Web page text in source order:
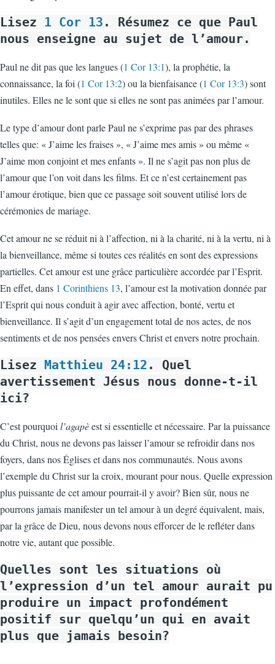
Lisez 1 Cor 13 . Résumez ce que Paul
nous enseigne au sujet de l’amour.
Paul ne dit pas que les langues (1 Cor 13:1), la prophétie, la
connaissance, la foi (1 Cor 13:2) ou la bienfaisance (1 Cor 13:3) sont
inutiles. Elles ne le sont que si elles ne sont pas animées par l’amour.
Le type d’amour dont parle Paul ne s’exprime pas par des phrases
telles que: « J’aime les fraises », « J’aime mes amis » ou même «
J’aime mon conjoint et mes enfants ». Il ne s’agit pas non plus de
l’amour que l’on voit dans les films. Et ce n’est certainement pas
l’amour érotique, bien que ce passage soit souvent utilisé lors de
cérémonies de mariage.
Cet amour ne se réduit ni à l’affection, ni à la charité, ni à la vertu, ni à
la bienveillance, même si toutes ces réalités en sont des expressions
partielles. Cet amour est une grâce particulière accordée par l’Esprit.
En effet, dans 1 Corinthiens 13, l’amour est la motivation donnée par
l’Esprit qui nous conduit à agir avec affection, bonté, vertu et
bienveillance. Il s’agit d’un engagement total de nos actes, de nos
sentiments et de nos pensées envers Christ et envers notre prochain.
Lisez Matthieu 24:12 . Quel
avertissement Jésus nous donne-t-il
ici?
C’est pourquoi l’agapèest si essentielle et nécessaire. Par la puissance
du Christ, nous ne devons pas laisser l’amour se refroidir dans nos
foyers, dans nos Églises et dans nos communautés. Nous avons
l’exemple du Christ sur la croix, mourant pour nous. Quelle expression
plus puissante de cet amour pourrait-il y avoir? Bien sûr, nous ne
pourrons jamais manifester un tel amour à un degré équivalent, mais,
par la grâce de Dieu, nous devons nous efforcer de le refléter dans
notre vie, autant que possible.
Quelles sont les situations où
l’expression d’un tel amour aurait pu
produire un impact profondément
positif sur quelqu’un qui en avait
plus que jamais besoin?